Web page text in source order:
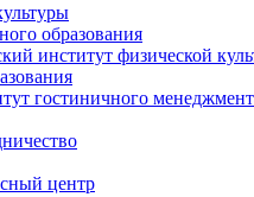
образования
институт физической
гостиничного
центр